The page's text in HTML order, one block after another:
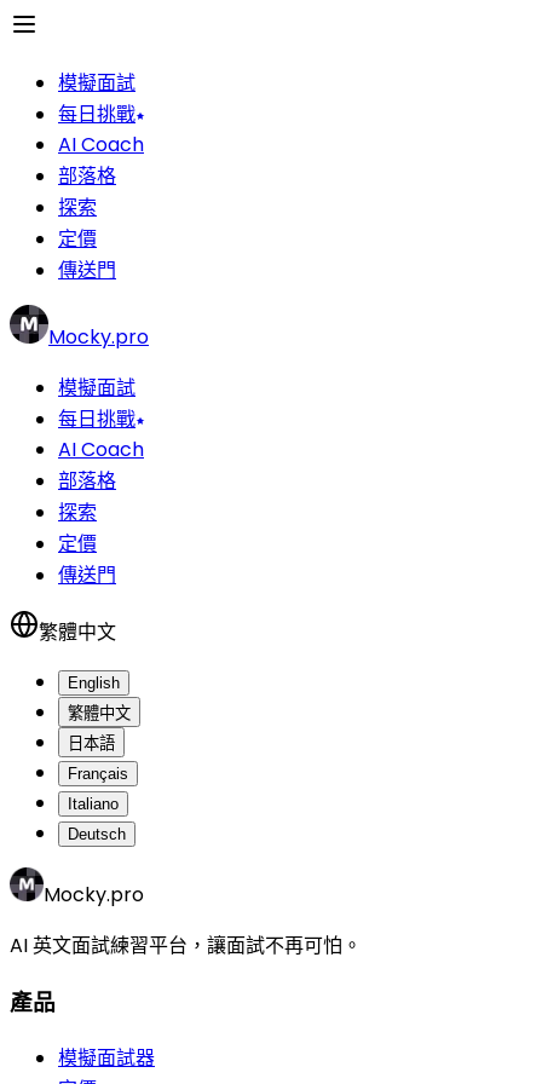
模擬面試
每日挑戰
AI Coach
部落格
探索
定價
傳送門
Mocky.pro
模擬面試
每日挑戰
AI Coach
部落格
探索
定價
傳送門
繁體中文
English
繁體中文
日本語
Français
Italiano
Deutsch
Mocky.pro
AI 英文面試練習平台，讓面試不再可怕。
產品
模擬面試器